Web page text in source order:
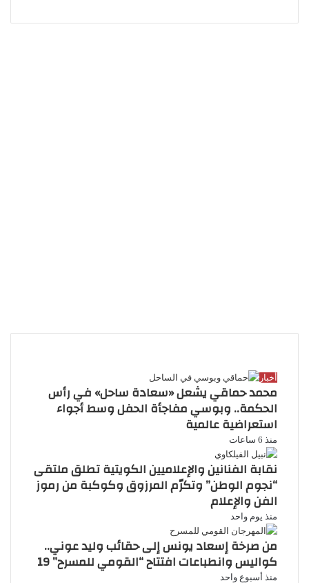
RSS
أخبار
محمد حماقي يشعل «سعادة ساحل» في رأس
الحكمة.. وبوسي مفاجأة الحفل وسط أجواء
استعراضية عالمية
منذ 6 ساعات
نقابة الفنانين والإعلاميين الكويتية تطلق ملتقى
“نجوم الوطن” وتكرّم المرزوق وكوكبة من رموز
الفن والإعلام
منذ يوم واحد
من صرخة إسعاد يونس إلى حقائب وليد عوني..
كواليس وانطباعات افتتاح “القومي للمسرح” 19
منذ أسبوع واحد